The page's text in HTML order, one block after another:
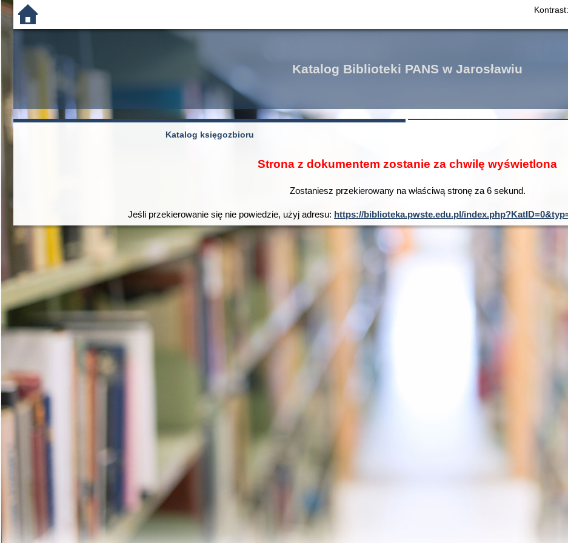
Kontrast:
Katalog Biblioteki PANS w Jarosławiu
Katalog księgozbioru
Strona z dokumentem zostanie za chwilę wyświetlona
Zostaniesz przekierowany na właściwą stronę za 6sekund.
Jeśli przekierowanie się nie powiedzie, użyj adresu: https://biblioteka.pwste.edu.pl/